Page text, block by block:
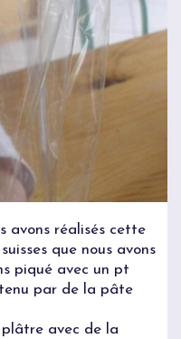
avons réalisés cette
que nous avons
piqué avec un pt
par de la pâte
plâtre avec de la